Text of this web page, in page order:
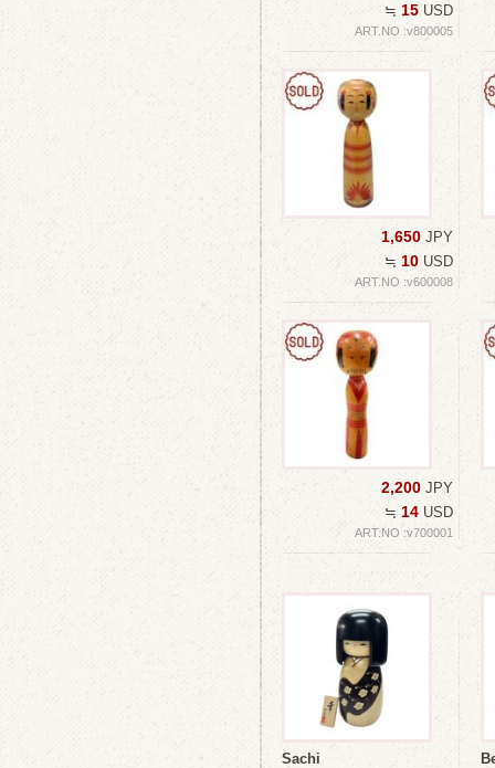
≒ 15 USD
ART.NO :v800005
1,650 JPY
≒ 10 USD
ART.NO :v600008
2,200 JPY
≒ 14 USD
ART.NO :v700001
Sachi